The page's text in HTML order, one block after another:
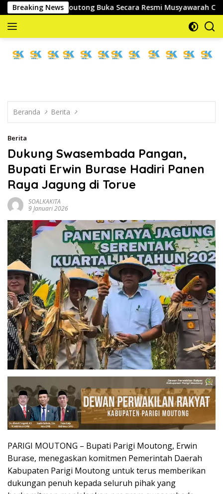
Langsung
ke
konten
Breaking News
Moutong Buka Secara Resmi Musyawarah Cabang Ke-III
mengabarkan
Beranda Berita
Berita
Dukung Swasembada Pangan,
Bupati Erwin Burase Hadiri Panen
Raya Jagung di Torue
SOALKAKITA
9 Januari 2026
PARIGI MOUTONG – Bupati Parigi Moutong, Erwin
Burase, menegaskan komitmen Pemerintah Daerah
Kabupaten Parigi Moutong untuk terus memberikan
dukungan penuh kepada seluruh pihak yang